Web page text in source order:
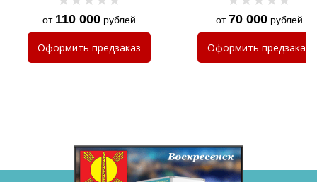
Хочу такую
Хочу такую
от 110 000 рублей
Оформить предзаказ
от70 000рублей
Оформить предзаказ